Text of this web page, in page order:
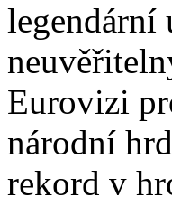
legendární
Eurovizi
národní
rekord v